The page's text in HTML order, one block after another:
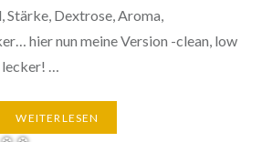
Stärke, Dextrose, Aroma,
hier nun meine Version -clean, low
lecker! …
WEITERLESEN